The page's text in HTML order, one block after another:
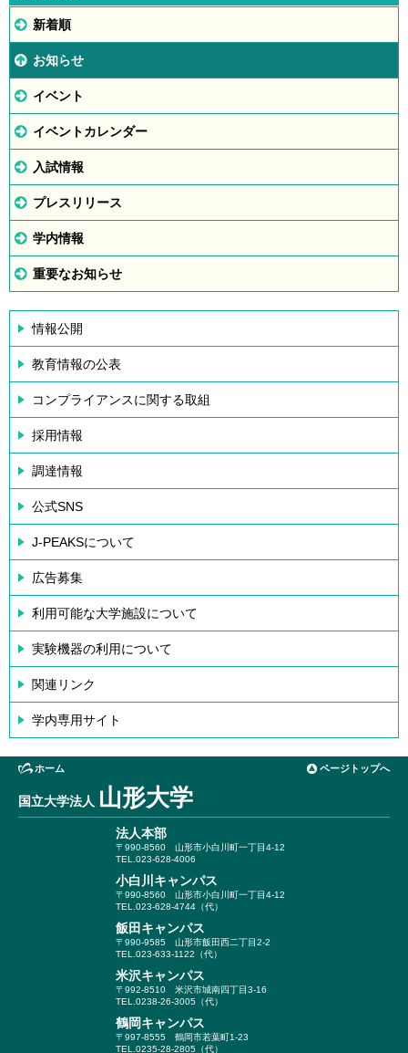
新着順
お知らせ
イベント
イベントカレンダー
入試情報
プレスリリース
学内情報
重要なお知らせ
情報公開
教育情報の公表
コンプライアンスに関する取組
採用情報
調達情報
公式SNS
J-PEAKSについて
広告募集
利用可能な大学施設について
実験機器の利用について
関連リンク
学内専用サイト
ホーム ページトップへ
国立大学法人 山形大学
法人本部
〒990-8560 山形市小白川町一丁目4-12
TEL.023-628-4006
小白川キャンパス
〒990-8560 山形市小白川町一丁目4-12
TEL.023-628-4744（代）
飯田キャンパス
〒990-9585 山形市飯田西二丁目2-2
TEL.023-633-1122（代）
米沢キャンパス
〒992-8510 米沢市城南四丁目3-16
TEL.0238-26-3005（代）
鶴岡キャンパス
〒997-8555 鶴岡市若葉町1-23
TEL.0235-28-2805（代）